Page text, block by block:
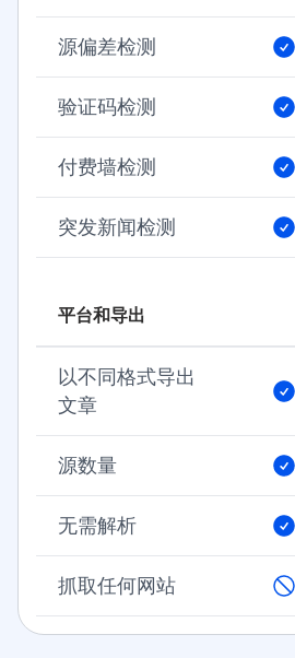
源偏差检测
验证码检测
付费墙检测
突发新闻检测
平台和导出
以不同格式导出
文章
源数量
无需解析
抓取任何网站